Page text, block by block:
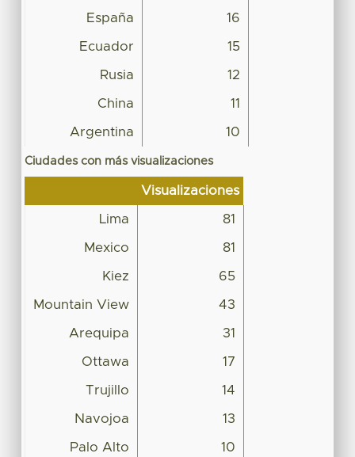
España 16
Ecuador 15
Rusia 12
China 11
Argentina 10
Ciudades con más visualizaciones
Visualizaciones
Lima 81
Mexico 81
Kiez 65
Mountain View 43
Arequipa 31
Ottawa 17
Trujillo 14
Navojoa 13
Palo Alto 10